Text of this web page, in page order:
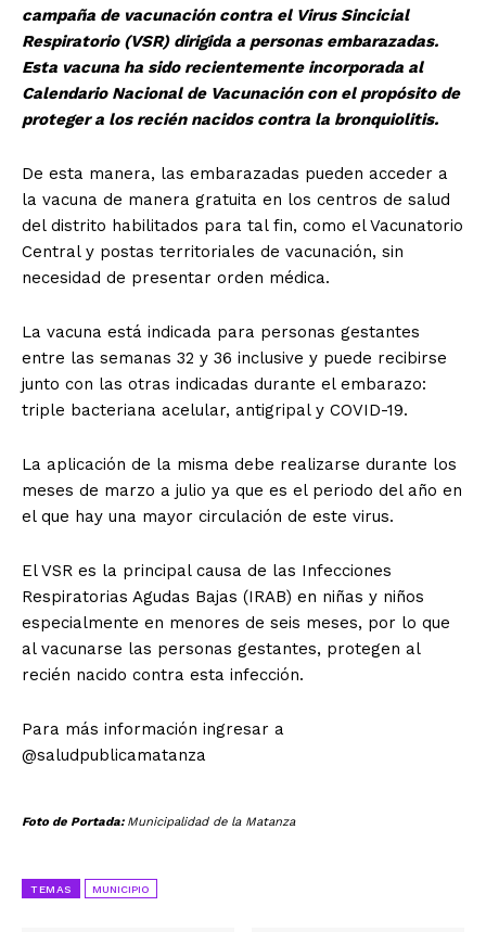
campaña de vacunación contra el Virus Sincicial
Respiratorio (VSR) dirigida a personas embarazadas.
Esta vacuna ha sido recientemente incorporada al
Calendario Nacional de Vacunación con el propósito de
proteger a los recién nacidos contra la bronquiolitis.
De esta manera, las embarazadas pueden acceder a
la vacuna de manera gratuita en los centros de salud
del distrito habilitados para tal fin, como el Vacunatorio
Central y postas territoriales de vacunación, sin
necesidad de presentar orden médica.
La vacuna está indicada para personas gestantes
entre las semanas 32 y 36 inclusive y puede recibirse
junto con las otras indicadas durante el embarazo:
triple bacteriana acelular, antigripal y COVID-19.
La aplicación de la misma debe realizarse durante los
meses de marzo a julio ya que es el periodo del año en
el que hay una mayor circulación de este virus.
El VSR es la principal causa de las Infecciones
Respiratorias Agudas Bajas (IRAB) en niñas y niños
especialmente en menores de seis meses, por lo que
al vacunarse las personas gestantes, protegen al
recién nacido contra esta infección.
Para más información ingresar a
@saludpublicamatanza
Foto de Portada: Municipalidad de la Matanza
TEMAS MUNICIPIO